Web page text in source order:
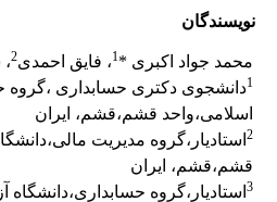
نویسندگان
محمد جواد اکبری *1، فایق احمدی2
1دانشجوی دکتری حسابداری ،گروه
اسلامی،واحد قشم،قشم، ایران
2 استادیار،گروه مدیریت
قشم،قشم، ایران
3 استادیار،گروه حسابداری،دانشگاه